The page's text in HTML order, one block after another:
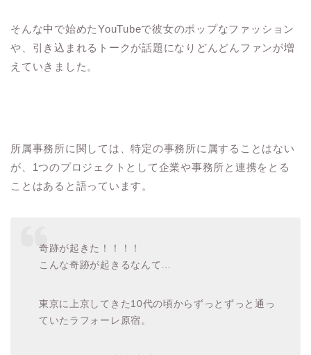
そんな中で始めたYouTubeで彼女のポップなファッション
や、引き込まれるトークが話題になりどんどんファンが増
えていきました。
所属事務所に関しては、特定の事務所に属することはない
が、1つのプロジェクトとして企業や事務所と連携をとる
ことはあると語っています。
奇跡が起きた！！！！
こんな奇跡が起きるなんて…
東京に上京してきた10代の頃からずっとずっと通っ
ていたラフォーレ原宿。